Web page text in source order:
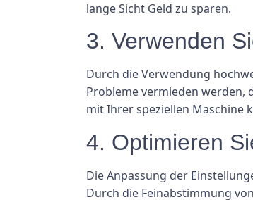
lange Sicht Geld zu sparen.
3. Verwenden
Durch die Verwendung
Probleme vermieden werden,
mit Ihrer speziellen Maschine
4. Optimieren
Die Anpassung der
Durch die Feinabstimmung